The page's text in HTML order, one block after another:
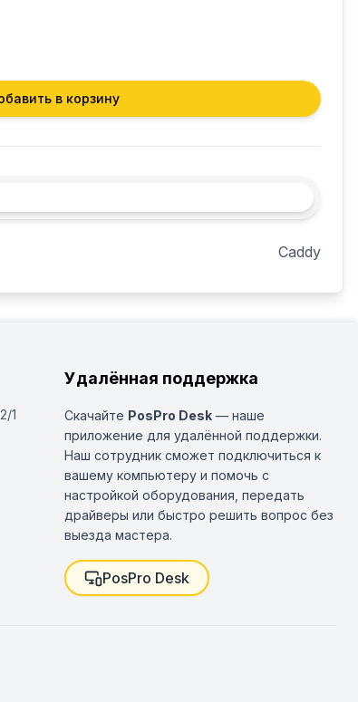
в корзину
Caddy
1
Удалённая поддержка
Скачайте PosPro Desk — наше
приложение для удалённой поддержки.
Наш сотрудник сможет подключиться к
вашему компьютеру и помочь с
настройкой оборудования, передать
драйверы или быстро решить вопрос без
выезда мастера.
PosPro Desk